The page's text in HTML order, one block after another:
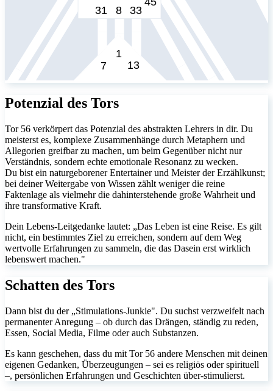
Potenzial des Tors
Tor 56 verkörpert das Potenzial des abstrakten Lehrers in dir. Du
meisterst es, komplexe Zusammenhänge durch Metaphern und
Allegorien greifbar zu machen, um beim Gegenüber nicht nur
Verständnis, sondern echte emotionale Resonanz zu wecken.
Du bist ein naturgeborener Entertainer und Meister der Erzählkunst;
bei deiner Weitergabe von Wissen zählt weniger die reine
Faktenlage als vielmehr die dahinterstehende große Wahrheit und
ihre transformative Kraft.
Dein Lebens-Leitgedanke lautet: „Das Leben ist eine Reise. Es gilt
nicht, ein bestimmtes Ziel zu erreichen, sondern auf dem Weg
wertvolle Erfahrungen zu sammeln, die das Dasein erst wirklich
lebenswert machen."
Schatten des Tors
Dann bist du der „Stimulations-Junkie". Du suchst verzweifelt nach
permanenter Anregung – ob durch das Drängen, ständig zu reden,
Essen, Social Media, Filme oder auch Substanzen.
Es kann geschehen, dass du mit Tor 56 andere Menschen mit deinen
eigenen Gedanken, Überzeugungen – sei es religiös oder spirituell
–, persönlichen Erfahrungen und Geschichten über-stimulierst.